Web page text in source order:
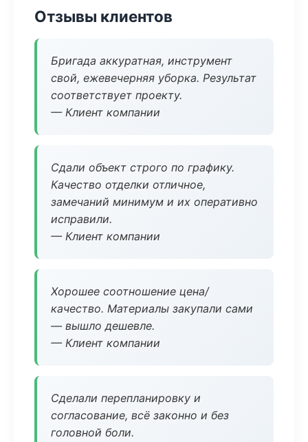
Отзывы клиентов
Бригада аккуратная, инструмент
свой, ежевечерняя уборка. Результат
соответствует проекту.
— Клиент компании
Сдали объект строго по графику.
Качество отделки отличное,
замечаний минимум и их оперативно
исправили.
— Клиент компании
Хорошее соотношение цена/
качество. Материалы закупали сами
— вышло дешевле.
— Клиент компании
Сделали перепланировку и
согласование, всё законно и без
головной боли.